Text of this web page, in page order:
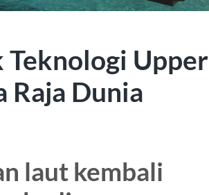
Upper
Raja Dunia
laut kembali